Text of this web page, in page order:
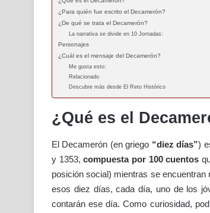
¿Para quién fue escrito el Decamerón?
¿De qué se trata el Decamerón?
La narrativa se divide en 10 Jornadas:
Personajes
¿Cuál es el mensaje del Decamerón?
Me gusta esto:
Relacionado
Descubre más desde El Reto Histórico
¿Qué es el
El Decamerón (en griego “diez días”)
y 1353, compuesta por 100 cuentos
posición social) mientras se
esos diez días, cada día, uno de los
contarán ese día. Como curiosidad,